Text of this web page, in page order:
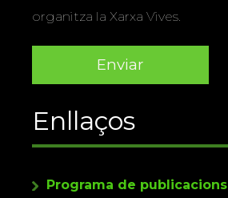
organitza la Xarxa Vives.
Enllaços
Programa de publicacions